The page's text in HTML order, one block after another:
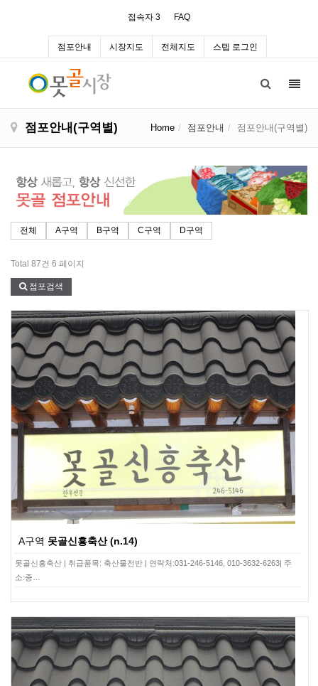
접속자 3 FAQ
점포안내 시장지도 전체지도 스텝 로그인
점포안내(구역별) Home 점포안내 점포안내(구역별)
전체 A구역 B구역 C구역 D구역
Total 87건 6 페이지
점포검색
A구역 못골신흥축산 (n.14)
못골신흥축산 | 취급품목: 축산물전반 | 연락처:031-246-5146, 010-3632-6263| 주
소:중…